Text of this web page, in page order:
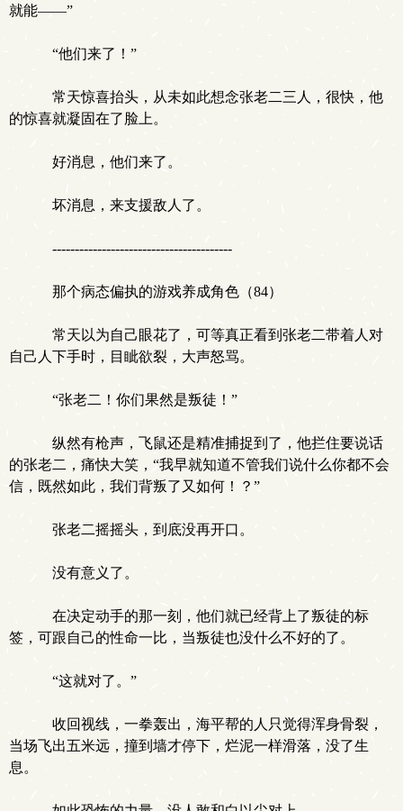
就能——”
“他们来了！”
常天惊喜抬头，从未如此想念张老二三人，很快，他
的惊喜就凝固在了脸上。
好消息，他们来了。
坏消息，来支援敌人了。
----------------------------------------
那个病态偏执的游戏养成角色（84）
常天以为自己眼花了，可等真正看到张老二带着人对
自己人下手时，目眦欲裂，大声怒骂。
“张老二！你们果然是叛徒！”
纵然有枪声，飞鼠还是精准捕捉到了，他拦住要说话
的张老二，痛快大笑，“我早就知道不管我们说什么你都不会
信，既然如此，我们背叛了又如何！？”
张老二摇摇头，到底没再开口。
没有意义了。
在决定动手的那一刻，他们就已经背上了叛徒的标
签，可跟自己的性命一比，当叛徒也没什么不好的了。
“这就对了。”
收回视线，一拳轰出，海平帮的人只觉得浑身骨裂，
当场飞出五米远，撞到墙才停下，烂泥一样滑落，没了生
息。